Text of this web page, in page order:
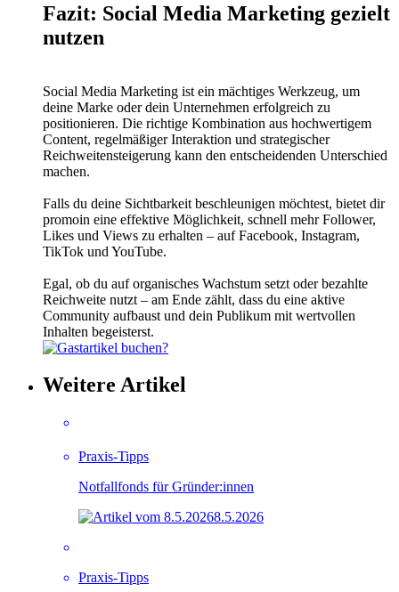
Fazit: Social Media Marketing gezielt
nutzen
Social Media Marketing ist ein mächtiges Werkzeug, um
deine Marke oder dein Unternehmen erfolgreich zu
positionieren. Die richtige Kombination aus hochwertigem
Content, regelmäßiger Interaktion und strategischer
Reichweitensteigerung kann den entscheidenden Unterschied
machen.
Falls du deine Sichtbarkeit beschleunigen möchtest, bietet dir
promoin eine effektive Möglichkeit, schnell mehr Follower,
Likes und Views zu erhalten – auf Facebook, Instagram,
TikTok und YouTube.
Egal, ob du auf organisches Wachstum setzt oder bezahlte
Reichweite nutzt – am Ende zählt, dass du eine aktive
Community aufbaust und dein Publikum mit wertvollen
Inhalten begeisterst.
Weitere Artikel
Praxis-Tipps
Notfallfonds für Gründer:innen
8.5.2026
Praxis-Tipps